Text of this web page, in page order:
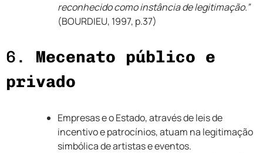
reconhecido como instância de legitimação.”
(BOURDIEU, 1997, p.37)
6. Mecenato público e
privado
Empresas e o Estado, através de leis de
incentivo e patrocínios, atuam na legitimação
simbólica de artistas e eventos.